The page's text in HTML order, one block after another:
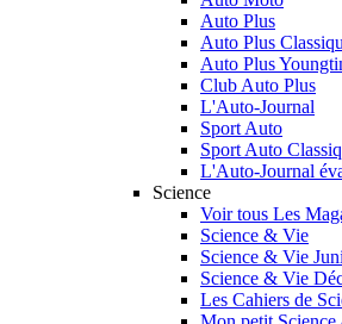
Auto Plus
Auto Plus
Auto Plus
Club Auto Plus
L'Auto-Journal
Sport Auto
Sport Auto
L'Auto-Journal
Science
Voir tous Les
Science & Vie
Science & Vie
Science & Vie
Les Cahiers de